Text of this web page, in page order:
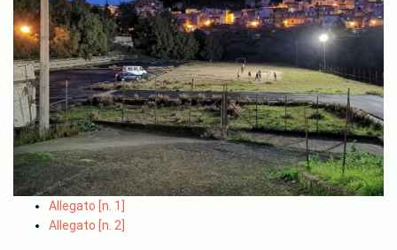
Allegato [n. 1]
Allegato [n. 2]